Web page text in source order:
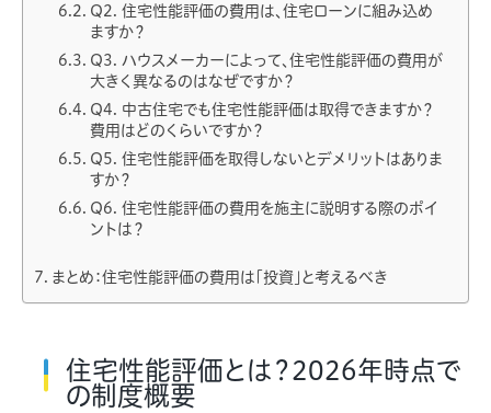
Q2. 住宅性能評価の費用は、住宅ローンに組み込め
ますか？
Q3. ハウスメーカーによって、住宅性能評価の費用が
大きく異なるのはなぜですか？
Q4. 中古住宅でも住宅性能評価は取得できますか？
費用はどのくらいですか？
Q5. 住宅性能評価を取得しないとデメリットはありま
すか？
Q6. 住宅性能評価の費用を施主に説明する際のポイ
ントは？
まとめ：住宅性能評価の費用は「投資」と考えるべき
住宅性能評価とは？2026年時点で
の制度概要